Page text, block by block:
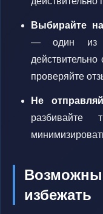
Выбирайте
— один из
действительно
проверяйте
Не
разбивайте
избежать